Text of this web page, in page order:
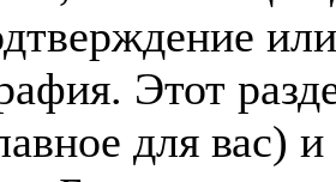
Этот
для вас)